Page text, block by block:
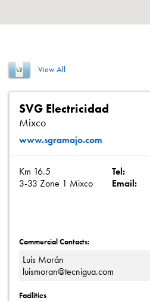
View All
SVG Electricidad
Mixco
www.sgramajo.com
Km 16.5
3-33 Zone 1 Mixco
Tel:
Email:
Commercial Contacts:
Luis Morán
luismoran@tecnigua.com
Facilities